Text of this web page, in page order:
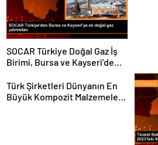
SOCAR Türkiye Doğal Gaz İş
Birimi, Bursa ve Kayseri’de
Türk Şirketleri Dünyanın En
Büyük Kompozit Malzemeler